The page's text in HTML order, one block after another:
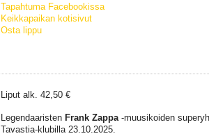
Tapahtuma Facebookissa
Keikkapaikan kotisivut
Osta lippu
Liput alk. 42,50 €
Legendaaristen Frank Zappa-muusikoiden
Tavastia-klubilla 23.10.2025.